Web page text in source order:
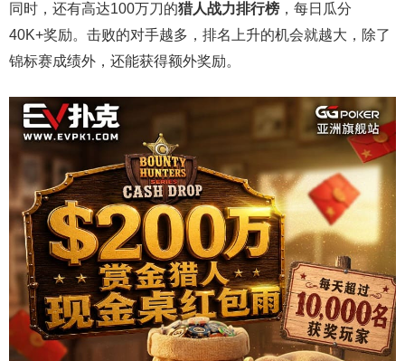
同时，还有高达100万刀的猎人战力排行榜 ，每日瓜分
40K+奖励。击败的对手越多，排名上升的机会就越大，除了
锦标赛成绩外，还能获得额外奖励。